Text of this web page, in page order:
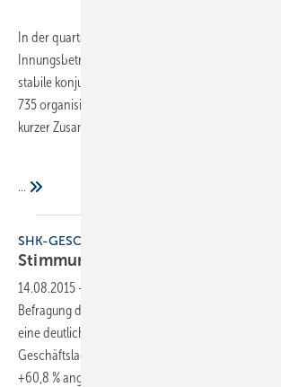
In der quartalsweise durchgeführten
Innungsbetriebe zeigt sich auch in diesem
stabile konjunkturelle Lage. Dem ZVSHK
735 organisierte SHK-Betriebe. Nachfolgend die
kurzer Zusammenfassung:
...
SHK-GESCHÄFTSLAGE
Stimmung und ­Auftragslage
14.08.2015 -
Befragung der Innungsbetriebe zeigt sich auch in
eine deutlich stabile konjunkturelle Lage. Die
Geschäftslage wird von den Betrieben mit einem
+60,8 % angegeben. Dieser Indikator ergibt sich